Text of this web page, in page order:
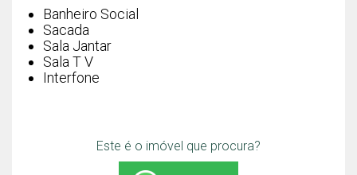
Banheiro Social
Sacada
Sala Jantar
Sala T V
Interfone
Este é o imóvel que procura?